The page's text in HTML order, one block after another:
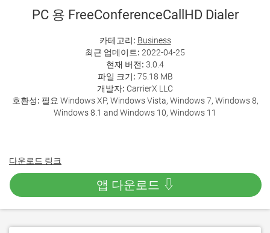
PC 용 FreeConferenceCallHD Dialer
카테고리: Business
최근 업데이트: 2022-04-25
현재 버전: 3.0.4
파일 크기: 75.18 MB
개발자: CarrierX LLC
호환성: 필요 Windows XP, Windows Vista, Windows 7, Windows 8,
Windows 8.1 and Windows 10, Windows 11
다운로드 링크
앱 다운로드 ⇩